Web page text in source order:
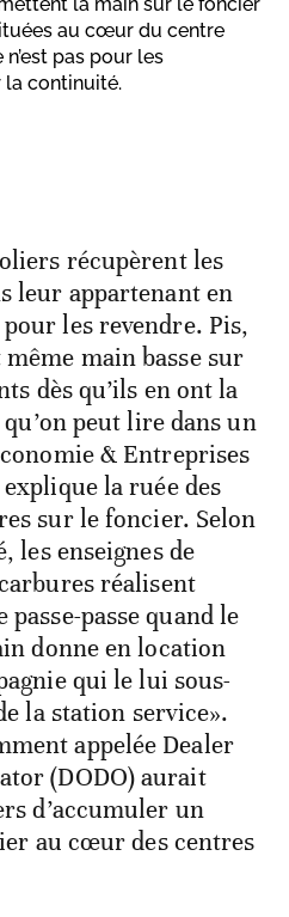
au cœur du centre
pas pour les
la continuité.
récupèrent les
leur appartenant en
les revendre. Pis,
main basse sur
dès qu’ils en ont la
peut lire dans un
& Entreprises
la ruée des
sur le foncier. Selon
les enseignes de
réalisent
passe quand le
donne en location
qui le lui sous-
la station service».
appelée Dealer
(DODO) aurait
d’accumuler un
au cœur des centres